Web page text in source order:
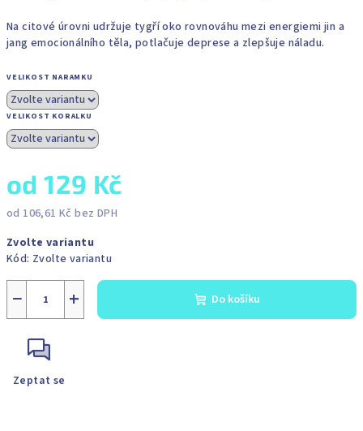
Na citové úrovni udržuje tygří oko rovnováhu mezi energiemi jin a
jang emocionálního těla, potlačuje deprese a zlepšuje náladu.
VELIKOST NARAMKU
VELIKOST KORALKU
od129 Kč
od 106,61 Kč bez DPH
cena:
Zvolte variantu
Kód: Zvolte variantu
+
− Do košíku
Zeptat se